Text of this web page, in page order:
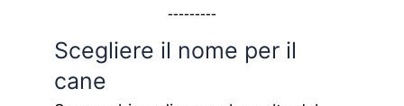
---------
Scegliere il nome per il
cane